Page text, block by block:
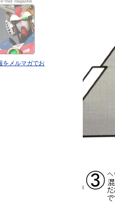
をメルマガでお